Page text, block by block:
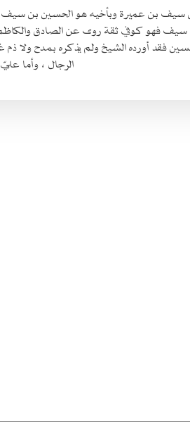
سيف فهو كوفي ثقة روى عن الصادق
فقد أورده الشيخ ولم يذكره بمدح ولا ذم
الرجال ، وأما